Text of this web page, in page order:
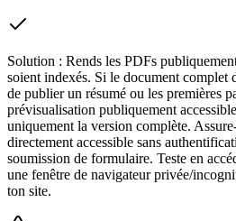
Solution : Rends les PDFs
soient indexés. Si le document complet
de publier un résumé ou les premières
prévisualisation publiquement
uniquement la version complète.
directement accessible sans
soumission de formulaire. Teste en
une fenêtre de navigateur privée/
ton site.